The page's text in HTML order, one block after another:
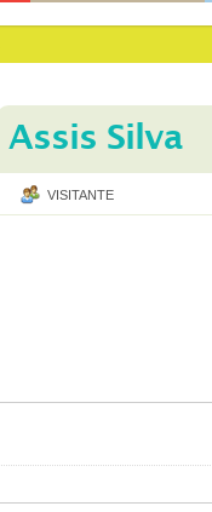
Assis Silva
VISITANTE